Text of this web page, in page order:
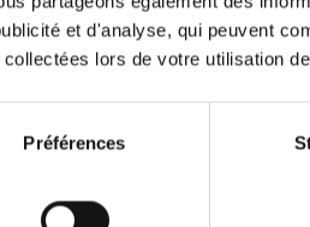
et d'analyse, qui peuvent
lors de votre utilisation
Préférences
Digital
completely